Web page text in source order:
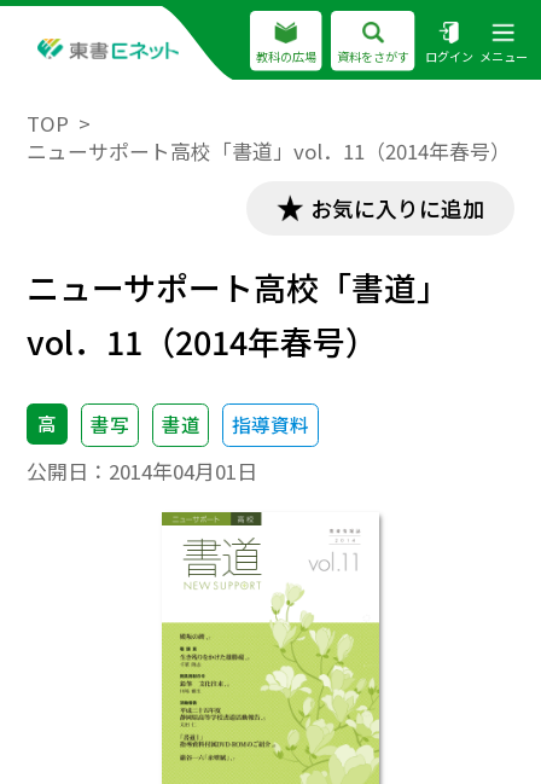
教科の広場 資料をさがす ログイン メニュー
TOP
ニューサポート高校「書道」vol．11（2014年春号）
お気に入りに追加
ニューサポート高校「書道」
vol．11（2014年春号）
高 書写 書道 指導資料
公開日： 2014年04月01日